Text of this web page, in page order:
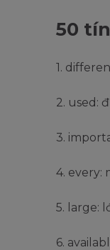
50
1.
2. used:
3.
4. every:
5. large:
6.